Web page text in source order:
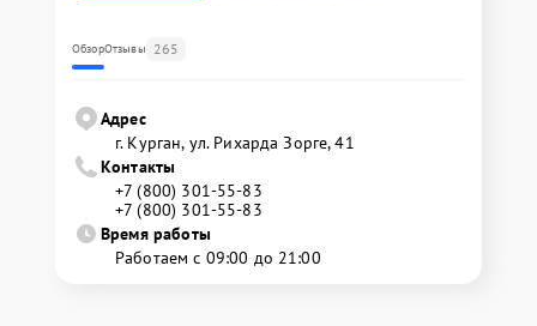
ОбзорОтзывы 265
Адрес
г. Курган, ул. Рихарда Зорге, 41
Контакты
+7 (800) 301-55-83
+7 (800) 301-55-83
Время работы
Работаем с 09:00 до 21:00